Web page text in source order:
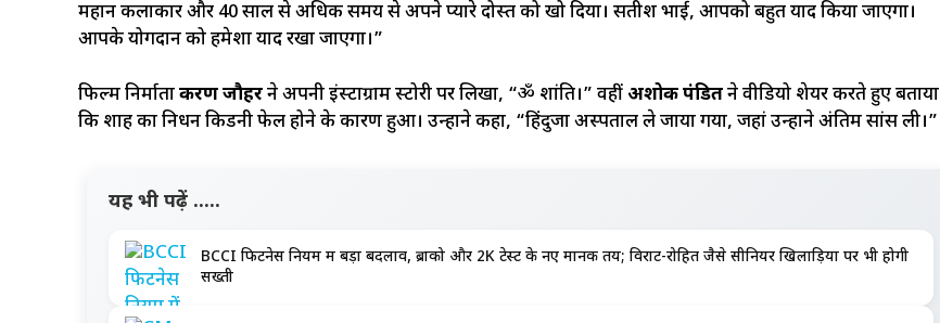
महान कलाकार और 40 साल से अधिक समय से अपने प्यारे दोस्त को खो दिया। सतीश भाई, आपको बहुत याद किया जाएगा।
आपके योगदान को हमेशा याद रखा जाएगा।”
फिल्म निर्माताकरण जौहरने अपनी इंस्टाग्राम स्टोरी पर लिखा, “ॐ शांति।” वहींअशोक पंडितने वीडियो शेयर करते हुए बताया
कि शाह का निधन किडनी फेल होने के कारण हुआ। उन्होंने कहा, “हिंदुजा अस्पताल ले जाया गया, जहां उन्होंने अंतिम सांस ली।”
यह भी पढ़ें .....
BCCI फिटनेस नियम में बड़ा बदलाव, ब्रोंको और 2K टेस्ट के नए मानक तय; विराट-रोहित जैसे सीनियर खिलाड़ियों पर भी होगी
सख्ती